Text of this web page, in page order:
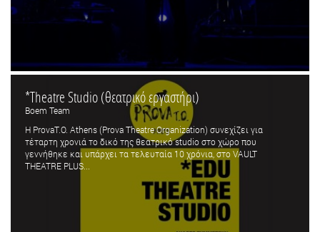
*Theatre Studio (θεατρικό εργαστήρι)
Boem Team
Η ProvaT.O. Athens (Prova Theatre Organization) συνεχίζει για
τέταρτη χρονιά το δικό της θεατρικό studio στο χώρο που
γεννήθηκε και υπάρχει τα τελευταία 10 χρόνια, στο VAULT
THEATRE PLUS...